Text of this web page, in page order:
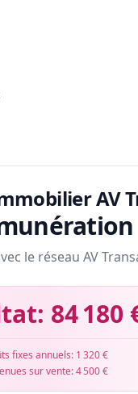
AV
le réseau AV
84 180
fixes annuels: 1 320 €
sur vente:4 500 €